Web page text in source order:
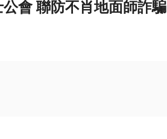
會 聯防不肖地面師詐騙